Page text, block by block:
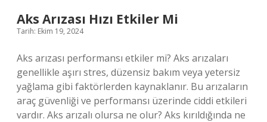
Aks Arızası Hızı Etkiler Mi
Tarih: Ekim 19, 2024
Aks arızası performansı etkiler mi? Aks arızaları
genellikle aşırı stres, düzensiz bakım veya yetersiz
yağlama gibi faktörlerden kaynaklanır. Bu arızaların
araç güvenliği ve performansı üzerinde ciddi etkileri
vardır. Aks arızalı olursa ne olur? Aks kırıldığında ne